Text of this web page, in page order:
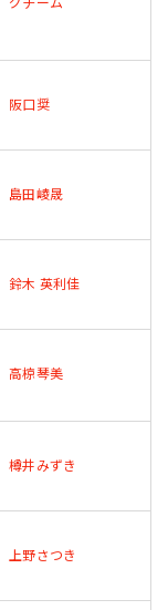
グチーム
阪口奨
島田崚晟
鈴木 英利佳
高椋琴美
樽井みずき
上野さつき